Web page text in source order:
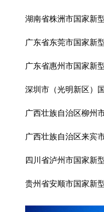
湖南省株洲市国家新
广东省东莞市国家新
广东省惠州市国家新
深圳市（光明新区）
广西壮族自治区柳州
广西壮族自治区来宾
四川省泸州市国家新
贵州省安顺市国家新